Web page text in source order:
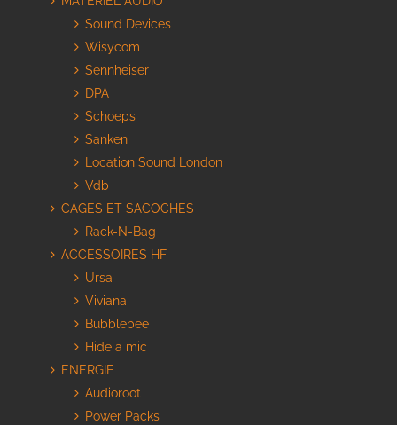
Sound Devices
Wisycom
Sennheiser
DPA
Schoeps
Sanken
Location Sound London
Vdb
CAGES ET SACOCHES
Rack-N-Bag
ACCESSOIRES HF
Ursa
Viviana
Bubblebee
Hide a mic
ENERGIE
Audioroot
Power Packs